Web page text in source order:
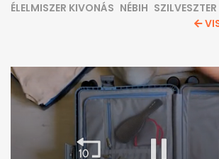
ÉLELMISZER KIVONÁS NÉBIH SZILVESZTER